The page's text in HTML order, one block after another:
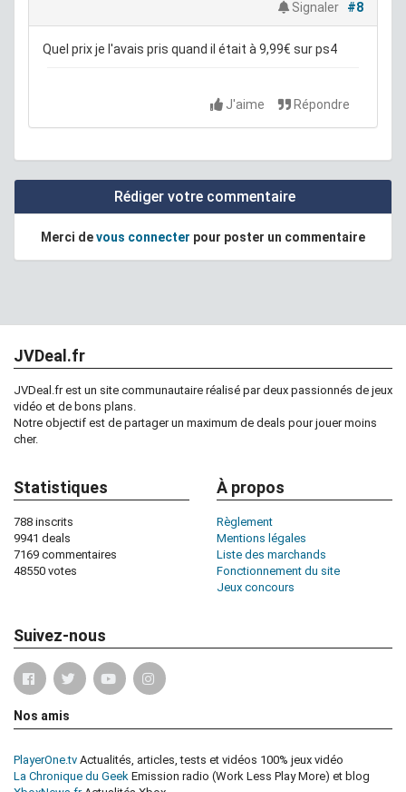
Signaler
#8
Quel prix je l'avais pris quand il était à 9,99€ sur ps4
J'aime Répondre
Rédiger votre commentaire
Merci devous connecter pour poster un commentaire
JVDeal.fr
JVDeal.fr est un site communautaire réalisé par deux passionnés de jeux
vidéo et de bons plans.
Notre objectif est de partager un maximum de deals pour jouer moins
cher.
Statistiques
788 inscrits
9941 deals
7169 commentaires
48550 votes
À propos
Règlement
Mentions légales
Liste des marchands
Fonctionnement du site
Jeux concours
Suivez-nous
Nos amis
PlayerOne.tv Actualités, articles, tests et vidéos 100% jeux vidéo
La Chronique du Geek Emission radio (Work Less Play More) et blog